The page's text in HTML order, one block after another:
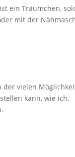
ein Träumchen,
mit der
der vielen
kann, wie ich.